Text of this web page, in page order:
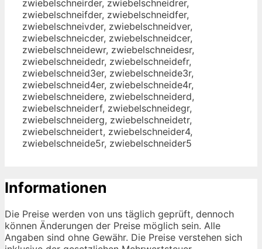
zwiebelschneirder, zwiebelschneidrer,
zwiebelschneifder, zwiebelschneidfer,
zwiebelschneivder, zwiebelschneidver,
zwiebelschneicder, zwiebelschneidcer,
zwiebelschneidewr, zwiebelschneidesr,
zwiebelschneidedr, zwiebelschneidefr,
zwiebelschneid3er, zwiebelschneide3r,
zwiebelschneid4er, zwiebelschneide4r,
zwiebelschneidere, zwiebelschneiderd,
zwiebelschneiderf, zwiebelschneidegr,
zwiebelschneiderg, zwiebelschneidetr,
zwiebelschneidert, zwiebelschneider4,
zwiebelschneide5r, zwiebelschneider5
Informationen
Die Preise werden von uns täglich geprüft, dennoch
können Änderungen der Preise möglich sein. Alle
Angaben sind ohne Gewähr. Die Preise verstehen sich